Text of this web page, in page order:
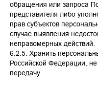
обращения или запроса
представителя либо
прав субъектов
случае выявления
неправомерных действий.
6.2.5. Хранить
Российской Федерации, не
передачу.